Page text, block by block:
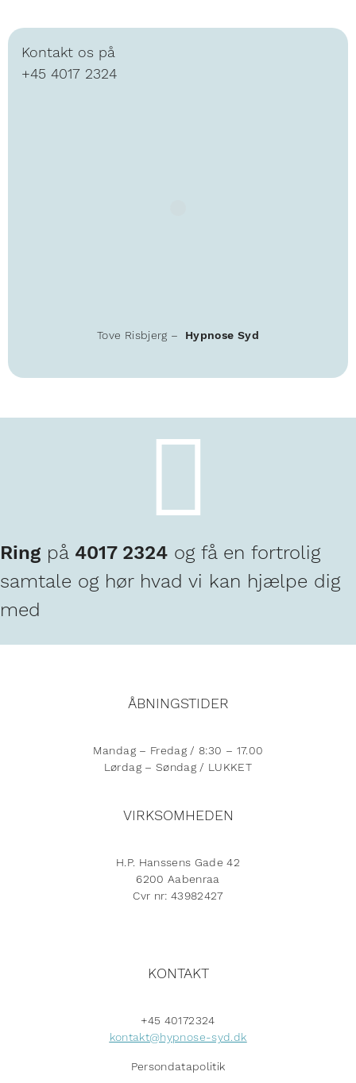
Kontakt os på
+45 4017 2324
Tove Risbjerg – Hypnose Syd
Ring på 4017 2324 og få en fortrolig
samtale og hør hvad vi kan hjælpe dig
med
ÅBNINGSTIDER
Mandag – Fredag / 8:30 – 17.00
Lørdag – Søndag / LUKKET
VIRKSOMHEDEN
H.P. Hanssens Gade 42
6200 Aabenraa
Cvr nr: 43982427
KONTAKT
+45 40172324
kontakt@hypnose-syd.dk
Persondatapolitik